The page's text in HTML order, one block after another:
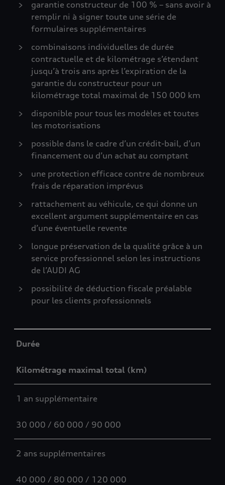
garantie constructeur de 100 % – sans avoir à
remplir ni à signer toute une série de
formulaires supplémentaires
combinaisons individuelles de durée
contractuelle et de kilométrage s’étendant
jusqu’à trois ans après l’expiration de la
garantie du constructeur pour un
kilométrage total maximal de 150 000 km
disponible pour tous les modèles et toutes
les motorisations
possible dans le cadre d’un crédit-bail, d’un
financement ou d’un achat au comptant
une protection efficace contre de nombreux
frais de réparation imprévus
rattachement au véhicule, ce qui donne un
excellent argument supplémentaire en cas
d’une éventuelle revente
longue préservation de la qualité grâce à un
service professionnel selon les instructions
de l’AUDI AG
possibilité de déduction fiscale préalable
pour les clients professionnels
Durée
Kilométrage maximal total (km)
1 an supplémentaire
30 000 / 60 000 / 90 000
2 ans supplémentaires
40 000 / 80 000 / 120 000